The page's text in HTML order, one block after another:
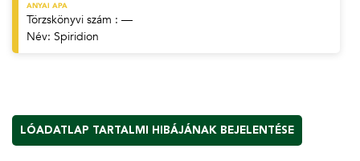
ANYAI APA
Törzskönyvi szám : —
Név: Spiridion
LÓADATLAP TARTALMI HIBÁJÁNAK BEJELENTÉSE